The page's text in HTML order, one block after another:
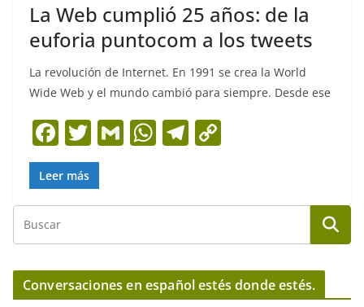
La Web cumplió 25 años: de la
euforia puntocom a los tweets
La revolución de Internet. En 1991 se crea la World
Wide Web y el mundo cambió para siempre. Desde ese
F
a
c
e
b
o
o
T
w
itt
er
G
l
W
s
A
p
p
T
gr
a
m
y
Li
n
k
Leer más
Conversaciones en español estés donde estés.